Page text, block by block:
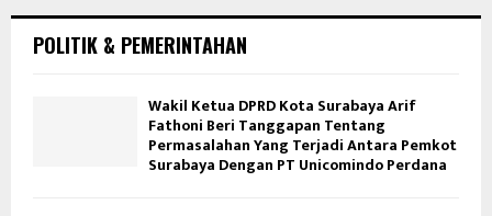
POLITIK & PEMERINTAHAN
Wakil Ketua DPRD Kota Surabaya Arif
Fathoni Beri Tanggapan Tentang
Permasalahan Yang Terjadi Antara Pemkot
Surabaya Dengan PT Unicomindo Perdana